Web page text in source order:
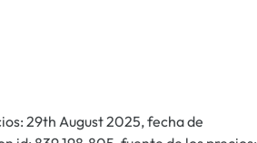
29th August 2025, fecha de